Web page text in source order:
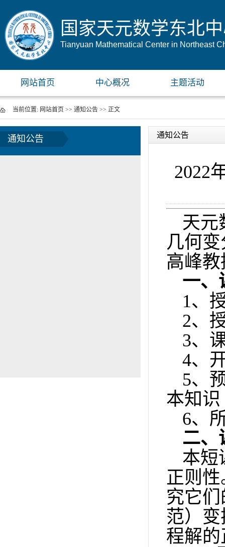
国家天元数学东北
Tianyuan Mathematical Center in Northeast
网站首页 中心概况 主题活动
当前位置: 网站首页 >> 通知公告 >> 正文
通知公告 通知公告
2022
天元
几何
高峰
一、
1、
2、
3、
4、
5、
本知识
6、
二、
本短
正则性
究它们
范）
程解